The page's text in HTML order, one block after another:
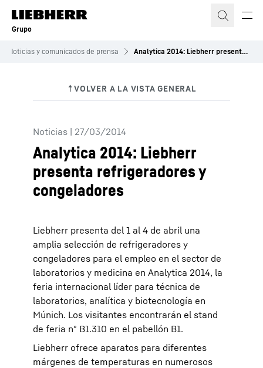
Grupo
Noticias y comunicados de prensa Analytica 2014: Liebherr presenta refrigeradores y congeladores
Noticias | 27/03/2014
Analytica 2014: Liebherr
presenta refrigeradores y
congeladores
Liebherr presenta del 1 al 4 de abril una
amplia selección de refrigeradores y
congeladores para el empleo en el sector de
laboratorios y medicina en Analytica 2014, la
feria internacional líder para técnica de
laboratorios, analítica y biotecnología en
Múnich. Los visitantes encontrarán el stand
de feria nº B1.310 en el pabellón B1.
Liebherr ofrece aparatos para diferentes
márgenes de temperaturas en numerosos